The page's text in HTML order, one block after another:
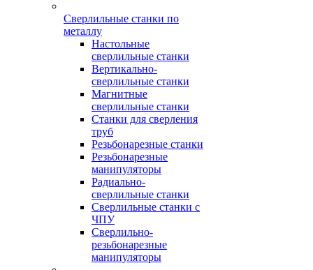
Сверлильные станки по
металлу
Настольные
сверлильные станки
Вертикально-
сверлильные станки
Магнитные
сверлильные станки
Станки для сверления
труб
Резьбонарезные станки
Резьбонарезные
манипуляторы
Радиально-
сверлильные станки
Сверлильные станки с
ЧПУ
Сверлильно-
резьбонарезные
манипуляторы